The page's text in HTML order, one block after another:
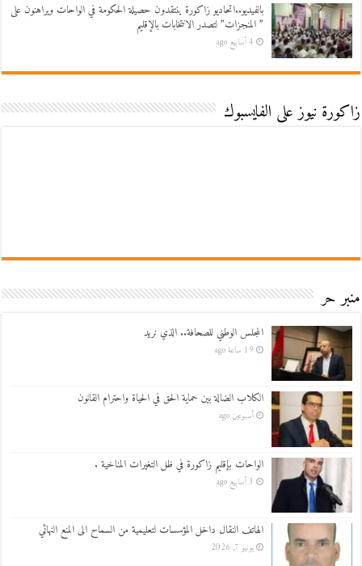
بالفيديو..اتحاديو زاكورة ينتقدون حصيلة الحكومة في الواحات ويراهنون على
” المنجزات” لتصدر الانتخابات بالإقليم
4 أسابيع ago
زاكورة نيوز على الفايسبوك
منبر حر
المجلس الوطني للصحافة.. الذي نريد
19 ساعة ago
الكلاب الضالة بين حماية الحق في الحياة واحترام القانون
أسبوعين ago
الواحات بإقليم زاكورة في ظل التغيرات المناخية .
3 أسابيع ago
الهاتف النقال داخل المؤسسات لتعليمية من السماح الى المنع النهائي
يونيو 7, 2026